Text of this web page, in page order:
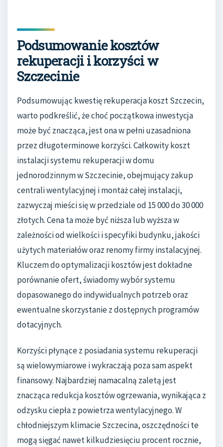
Podsumowanie kosztów
rekuperacji i korzyści w
Szczecinie
Podsumowując kwestię rekuperacja koszt Szczecin,
warto podkreślić, że choć początkowa inwestycja
może być znacząca, jest ona w pełni uzasadniona
przez długoterminowe korzyści. Całkowity koszt
instalacji systemu rekuperacji w domu
jednorodzinnym w Szczecinie, obejmujący zakup
centrali wentylacyjnej i montaż całej instalacji,
zazwyczaj mieści się w przedziale od 15 000 do 30 000
złotych. Cena ta może być niższa lub wyższa w
zależności od wielkości i specyfiki budynku, jakości
użytych materiałów oraz renomy firmy instalacyjnej.
Kluczem do optymalizacji kosztów jest dokładne
porównanie ofert, świadomy wybór systemu
dopasowanego do indywidualnych potrzeb oraz
ewentualne skorzystanie z dostępnych programów
dotacyjnych.
Korzyści płynące z posiadania systemu rekuperacji
są wielowymiarowe i wykraczają poza sam aspekt
finansowy. Najbardziej namacalną zaletą jest
znacząca redukcja kosztów ogrzewania, wynikająca z
odzysku ciepła z powietrza wentylacyjnego. W
chłodniejszym klimacie Szczecina, oszczędności te
mogą sięgać nawet kilkudziesięciu procent rocznie,